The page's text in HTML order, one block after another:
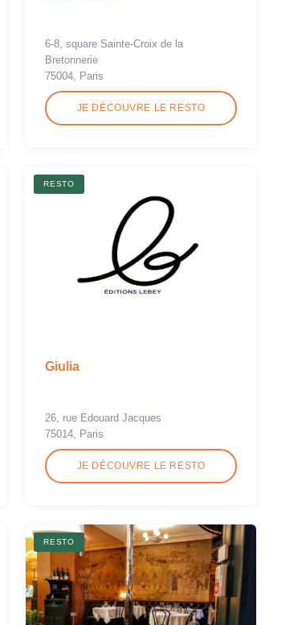
6-8, square Sainte-Croix de la
Bretonnerie
75004, Paris
JE DÉCOUVRE LE RESTO
RESTO
Giulia
26, rue Edouard Jacques
75014, Paris
JE DÉCOUVRE LE RESTO
RESTO